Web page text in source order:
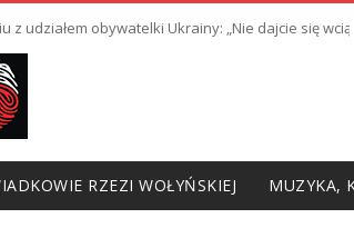
udziałem obywatelki Ukrainy: „Nie dajcie się
RZEZI WOŁYŃSKIEJ MUZYKA,